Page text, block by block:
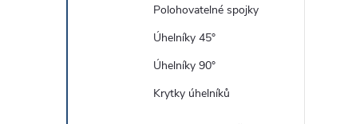
Polohovatelné spojky
Úhelníky 45°
Úhelníky 90°
Krytky úhelníků